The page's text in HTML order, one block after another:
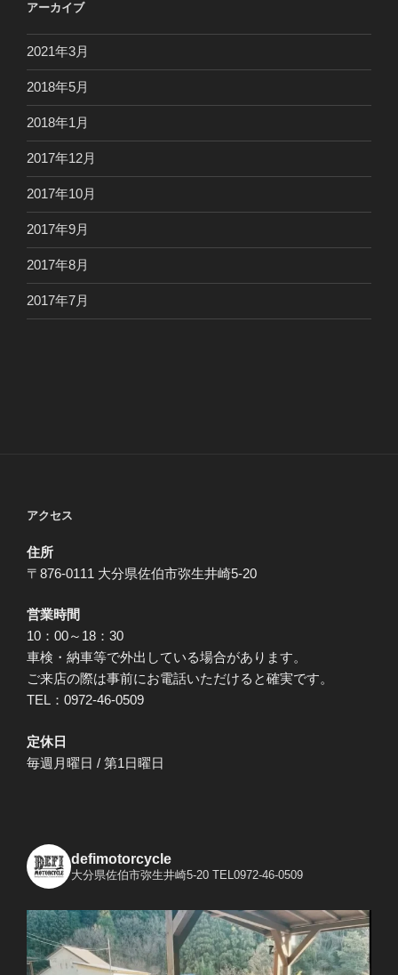
アーカイブ
2021年3月
2018年5月
2018年1月
2017年12月
2017年10月
2017年9月
2017年8月
2017年7月
アクセス
住所
〒876-0111 大分県佐伯市弥生井崎5-20
営業時間
10：00～18：30
車検・納車等で外出している場合があります。
ご来店の際は事前にお電話いただけると確実です。
TEL：0972-46-0509
定休日
毎週月曜日 / 第1日曜日
defimotorcycle
大分県佐伯市弥生井崎5-20 TEL0972-46-0509